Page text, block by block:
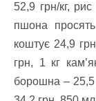
52,9 грн/кг,
пшона
коштує 24,9
грн, 1 кг
борошна – 25,5